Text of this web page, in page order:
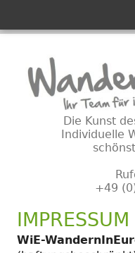
Inhalt
Die Kunst
Individuelle
+49
IMPRESSUM
WiE-